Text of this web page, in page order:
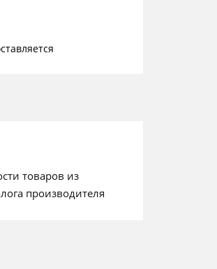
товаров из
производителя